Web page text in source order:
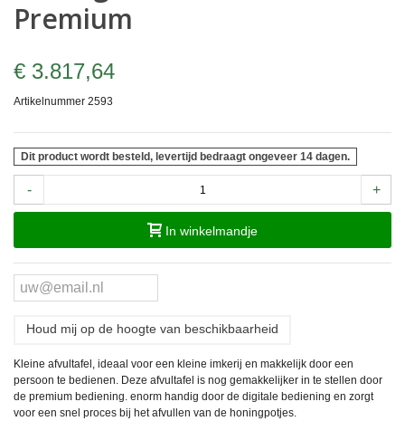
Premium
€ 3.817,64
Artikelnummer 2593
Dit product wordt besteld, levertijd bedraagt ongeveer 14 dagen.
- +
In winkelmandje
Houd mij op de hoogte van beschikbaarheid
Kleine afvultafel, ideaal voor een kleine imkerij en makkelijk door een
persoon te bedienen. Deze afvultafel is nog gemakkelijker in te stellen door
de premium bediening. enorm handig door de digitale bediening en zorgt
voor een snel proces bij het afvullen van de honingpotjes.